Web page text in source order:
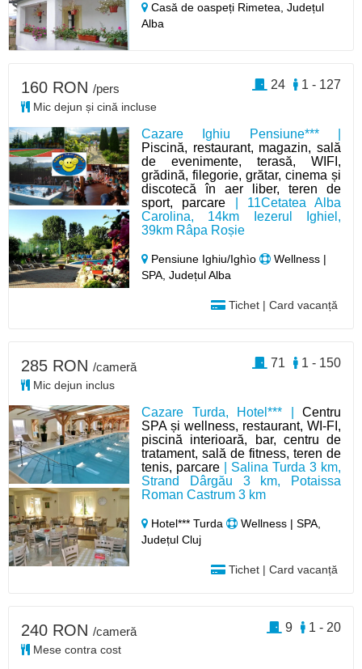
Casă de oaspeți Rimetea,Județul
Alba
Cazare Ighiu Pensiune*** |
Piscină, restaurant, magazin, sală
de evenimente, terasă, WIFI,
grădină, filegorie, grătar, cinema și
discotecă în aer liber, teren de
sport, parcare | 11Cetatea Alba
Carolina, 14km Iezerul Ighiel,
39km Râpa Roșie
Pensiune Ighiu/Ighìo
Wellness |
SPA, Județul Alba
Tichet | Card vacanță
160 RON /pers
Mic dejun și cină incluse
1 - 127
24
Cazare Turda, Hotel*** | Centru
SPA și wellness, restaurant, WI-FI,
piscină interioară, bar, centru de
tratament, sală de fitness, teren de
tenis, parcare | Salina Turda 3 km,
Strand Dârgău 3 km, Potaissa
Roman Castrum 3 km
Hotel*** Turda
Wellness | SPA,
Județul Cluj
Tichet | Card vacanță
285 RON /cameră
Mic dejun inclus
1 - 150
71
240 RON /cameră
Mese contra cost
1 - 20
9